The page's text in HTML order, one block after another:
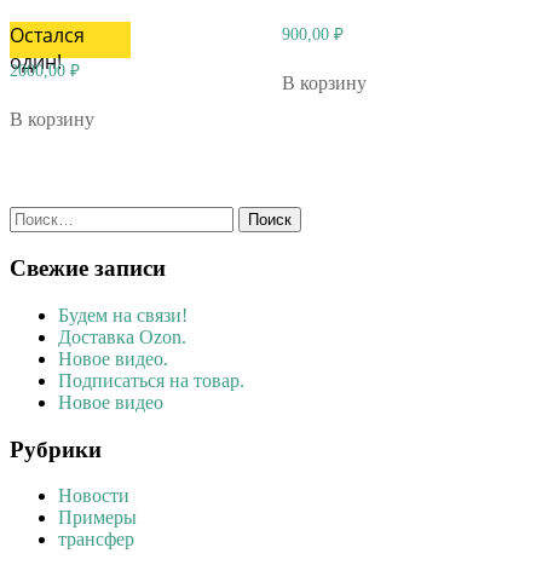
Остался
один!
2000,00 ₽
В корзину
900,00 ₽
В корзину
Найти:
Свежие записи
Будем на связи!
Доставка Ozon.
Новое видео.
Подписаться на товар.
Новое видео
Рубрики
Новости
Примеры
трансфер